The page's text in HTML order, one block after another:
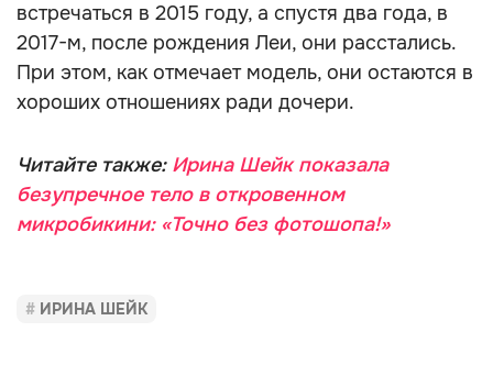
встречаться в 2015 году, а спустя два года, в
2017-м, после рождения Леи, они расстались.
При этом, как отмечает модель, они остаются в
хороших отношениях ради дочери.
Читайте также: Ирина Шейк показала
безупречное тело в откровенном
микробикини: «Точно без фотошопа!»
ИРИНА ШЕЙК